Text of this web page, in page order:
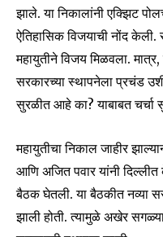
Join our
conversation.
or click the subscribe
your privacy and won't
safe with us.
झाले. या निकालांनी एक्झिट
ऐतिहासिक विजयाची नोंद
महायुतीने विजय मिळवला. मात्र,
सरकारच्या स्थापनेला प्रचंड
सुरळीत आहे का? याबाबत चर्चा
महायुतीचा निकाल जाहीर
आणि अजित पवार यांनी
बैठक घेतली. या बैठकीत नव्या
झाली होती. त्यामुळे अखेर सगळ्या